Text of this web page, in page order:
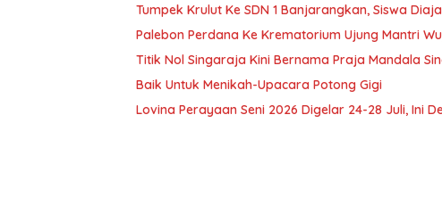
Tumpek Krulut Ke SDN 1 Banjarangkan, Siswa
Palebon Perdana Ke Krematorium Ujung Mantri
Titik Nol Singaraja Kini Bernama Praja Mandala
Baik Untuk Menikah-Upacara Potong Gigi
Lovina Perayaan Seni 2026 Digelar 24-28 Juli, Ini